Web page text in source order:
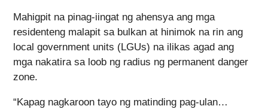
Mahigpit na pinag-iingat ng ahensya ang mga
residenteng malapit sa bulkan at hinimok na rin ang
local government units (LGUs) na ilikas agad ang
mga nakatira sa loob ng radius ng permanent danger
zone.
“Kapag nagkaroon tayo ng matinding pag-ulan…